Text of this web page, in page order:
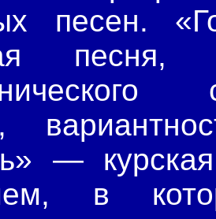
песен.
песня,
—
в